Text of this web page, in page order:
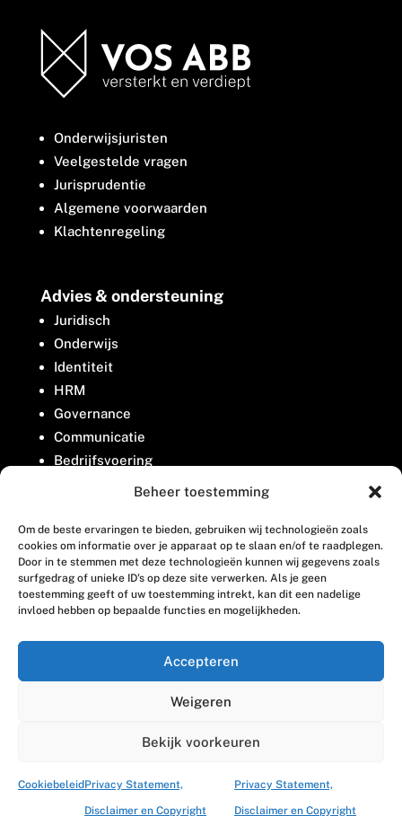
Beheer toestemming
Om de beste ervaringen te bieden, gebruiken wij technologieën zoals
cookies om informatie over je apparaat op te slaan en/of te raadplegen.
Door in te stemmen met deze technologieën kunnen wij gegevens zoals
surfgedrag of unieke ID's op deze site verwerken. Als je geen
toestemming geeft of uw toestemming intrekt, kan dit een nadelige
invloed hebben op bepaalde functies en mogelijkheden.
Accepteren
Weigeren
Bekijk voorkeuren
CookiebeleidPrivacy Statement,
Disclaimer en Copyright
Privacy Statement,
Disclaimer en Copyright
Onderwijsjuristen
Veelgestelde vragen
Jurisprudentie
Algemene voorwaarden
Klachtenregeling
Advies & ondersteuning
Juridisch
Onderwijs
Identiteit
HRM
Governance
Communicatie
Bedrijfsvoering
Belangenbehartiging
Contact
Houttuinlaan 8
3447 GM Woerden